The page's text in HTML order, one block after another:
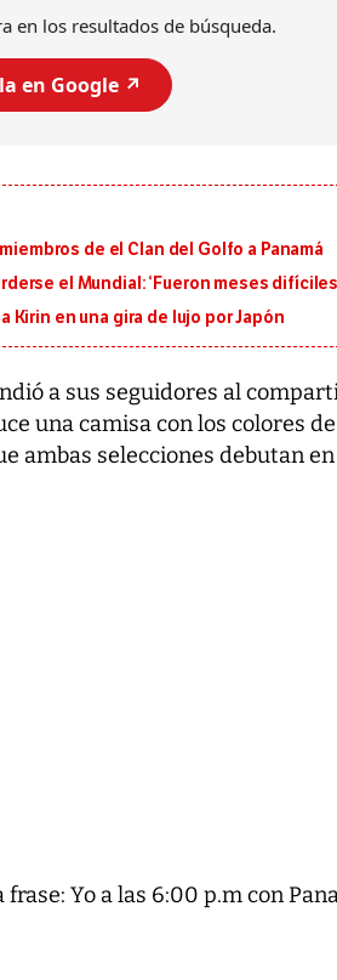
en los resultados de búsqueda.
en Google ↗️
de el Clan del Golfo a Panamá
el Mundial: ‘Fueron meses
Kirin en una gira de lujo por Japón
a sus seguidores al
una camisa con los colores de
ambas selecciones debutan
Yo a las 6:00 p.m con